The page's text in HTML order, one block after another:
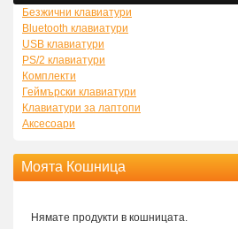
Безжични клавиатури
Bluetooth клавиатури
USB клавиатури
PS/2 клавиатури
Комплекти
Геймърски клавиатури
Клавиатури за лаптопи
Аксесоари
Моята Кошница
Нямате продукти в кошницата.